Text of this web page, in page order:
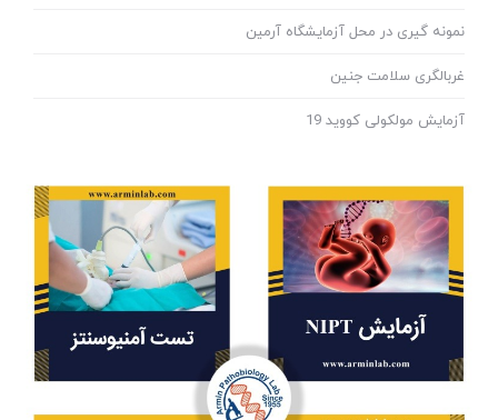
نمونه گیری در محل آزمایشگاه آرمین
غربالگری سلامت جنین
آزمایش مولکولی کووید 19